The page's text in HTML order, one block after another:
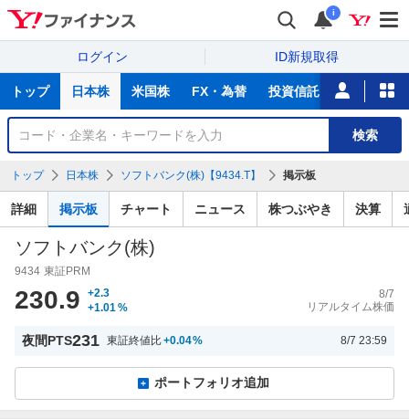
i
ログイン ID新規取得
サ
トップ 日本株 米国株 FX・為替 投資信託 ニュース
銘
検
索
検索
トップ 日本株 ソフトバンク(株)【9434.T】 掲示板
詳細 掲示板 チャート ニュース 株つぶやき 決算
ソフトバンク(株)
9434 東証PRM
230.9
+2.3
+1.01 %
8/7
リアルタイム株価
夜間PTS231 東証終値比+0.04% 8/7 23:59
ポートフォリオ追加